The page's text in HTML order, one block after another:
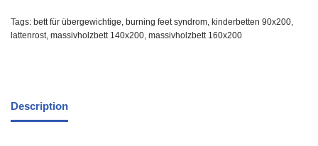
Tags: bett für übergewichtige, burning feet syndrom, kinderbetten 90x200,
lattenrost, massivholzbett 140x200, massivholzbett 160x200
Description